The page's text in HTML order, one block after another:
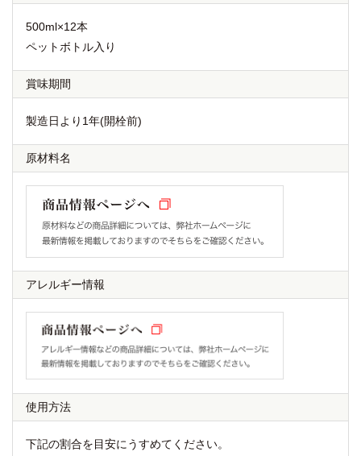
500ml×12本
ペットボトル入り
賞味期間
製造日より1年(開栓前)
原材料名
アレルギー情報
使用方法
下記の割合を目安にうすめてください。